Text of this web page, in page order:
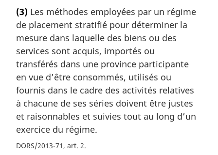
:t
e
m
a
g
i
n
a
e
:
(3) Les méthodes employées par un régime
de placement stratifié pour déterminer la
mesure dans laquelle des biens ou des
services sont acquis, importés ou
transférés dans une province participante
en vue d’être consommés, utilisés ou
fournis dans le cadre des activités relatives
à chacune de ses séries doivent être justes
et raisonnables et suivies tout au long d’un
exercice du régime.
DORS/2013-71, art. 2